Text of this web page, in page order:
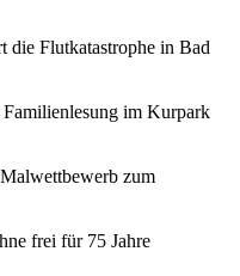
die Flutkatastrophe in Bad
im Kurpark
zum
frei für 75 Jahre